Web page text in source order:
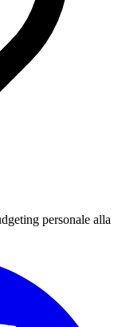
personale alla